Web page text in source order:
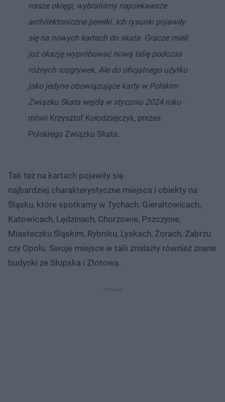
nasze okręgi, wybraliśmy najciekawsze
architektoniczne perełki. Ich rysunki pojawiły
się na nowych kartach do skata. Gracze mieli
już okazję wypróbować nową talię podczas
różnych rozgrywek. Ale do oficjalnego użytku
jako jedyne obowiązujące karty w Polskim
Związku Skata wejdą w styczniu 2024 roku-
mówi Krzysztof Kołodziejczyk, prezes
Polskiego Związku Skata.
Tak też na kartach pojawiły się
najbardziej charakterystyczne miejsca i obiekty na
Śląsku, które spotkamy w Tychach, Gierałtowicach,
Katowicach, Lędzinach, Chorzowie, Pszczynie,
Miasteczku Śląskim, Rybniku, Lyskach, Żorach, Zabrzu
czy Opolu. Swoje miejsce w talii znalazły również znane
budynki ze Słupska i Złotowa.